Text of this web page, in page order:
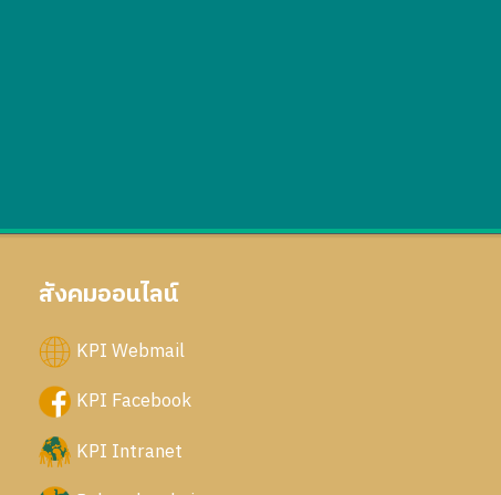
สังคมออนไลน์
KPI Webmail
KPI Facebook
KPI Intranet